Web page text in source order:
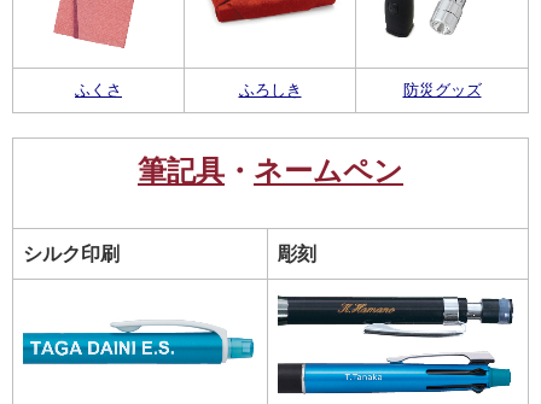
ふくさ ふろしき 防災グッズ
筆記具 ・ ネームペン
シルク印刷 彫刻